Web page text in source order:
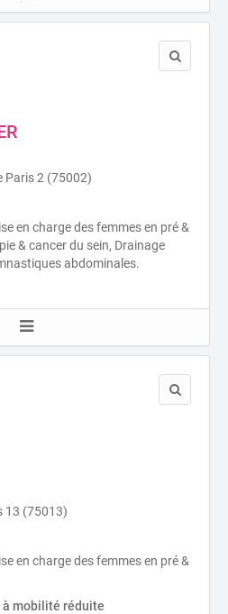
Paris 2 (75002)
en charge des femmes en pré &
& cancer du sein, Drainage
abdominales.
13 (75013)
en charge des femmes en pré &
à mobilité réduite